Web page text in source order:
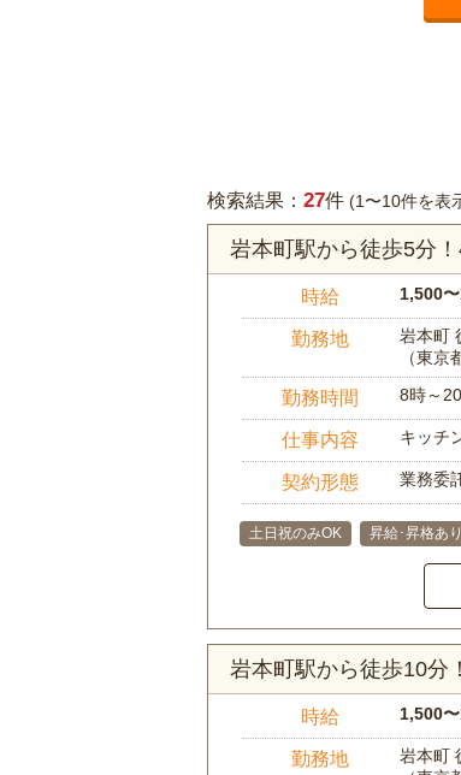
検索結果： 27件 (1〜10件を表
岩本町駅から徒歩5分
時給 1,500
勤務地
岩本町
（東京
勤務時間 8時～
仕事内容 キッチ
契約形態 業務委
土日祝のみOK 昇給･昇格あり
岩本町駅から徒歩10分
時給 1,500
勤務地
岩本町